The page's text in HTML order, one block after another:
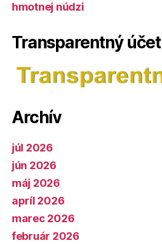
hmotnej núdzi
Transparentný účet
Archív
júl 2026
jún 2026
máj 2026
apríl 2026
marec 2026
február 2026